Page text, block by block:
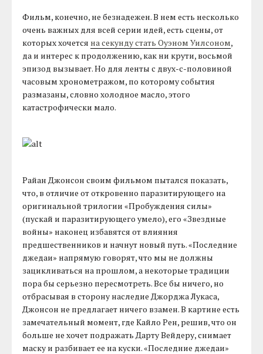
Фильм, конечно, не безнадежен. В нем есть несколько
очень важных для всей серии идей, есть сцены, от
которых хочется на секунду стать Оуэном Уилсоном,
да и интерес к продолжению, как ни крути, восьмой
эпизод вызывает. Но для ленты с двух-с-половиной
часовым хронометражом, по которому события
размазаны, словно холодное масло, этого
катастрофически мало.
Райан Джонсон своим фильмом пытался показать,
что, в отличие от откровенно паразитирующего на
оригинальной трилогии «Пробуждения силы»
(пускай и паразитирующего умело), его «Звездные
войны» наконец избавятся от влияния
предшественников и начнут новый путь. «Последние
джедаи» напрямую говорят, что мы не должны
зацикливаться на прошлом, а некоторые традиции
пора бы серьезно пересмотреть. Все бы ничего, но
отбрасывая в сторону наследие Джорджа Лукаса,
Джонсон не предлагает ничего взамен. В картине есть
замечательный момент, где Кайло Рен, решив, что он
больше не хочет подражать Дарту Вейдеру, снимает
маску и разбивает ее на куски. «Последние джедаи»